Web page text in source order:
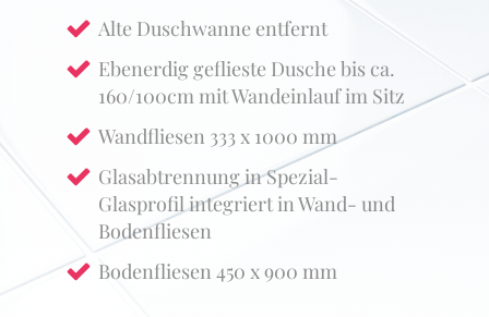
Alte Duschwanne entfernt
Ebenerdig geflieste Dusche bis ca.
160/100cm mit Wandeinlauf im Sitz
Wandfliesen 333 x 1000 mm
Glasabtrennung in Spezial-
Glasprofil integriert in Wand- und
Bodenfliesen
Bodenfliesen 450 x 900 mm